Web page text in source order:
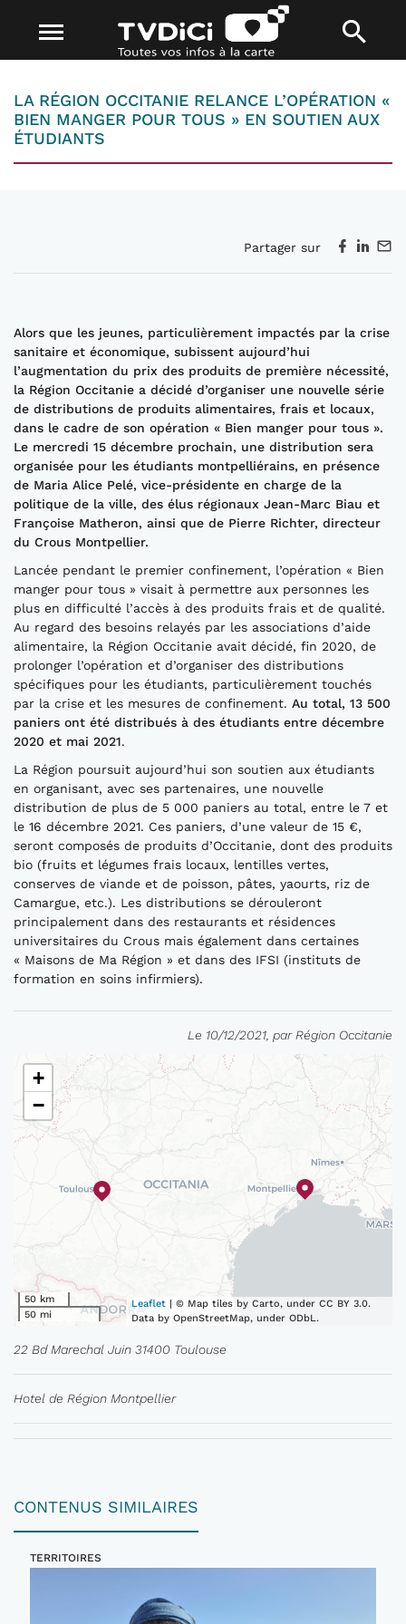
LA RÉGION OCCITANIE RELANCE L’OPÉRATION «
BIEN MANGER POUR TOUS » EN SOUTIEN AUX
ÉTUDIANTS
Partager sur
Alors que les jeunes, particulièrement impactés par la crise
sanitaire et économique, subissent aujourd’hui
l’augmentation du prix des produits de première nécessité,
la Région Occitanie a décidé d’organiser une nouvelle série
de distributions de produits alimentaires, frais et locaux,
dans le cadre de son opération « Bien manger pour tous ».
Le mercredi 15 décembre prochain, une distribution sera
organisée pour les étudiants montpelliérains, en présence
de Maria Alice Pelé, vice-présidente en charge de la
politique de la ville, des élus régionaux Jean-Marc Biau et
Françoise Matheron, ainsi que de Pierre Richter, directeur
du Crous Montpellier.
Lancée pendant le premier confinement, l’opération « Bien
manger pour tous » visait à permettre aux personnes les
plus en difficulté l’accès à des produits frais et de qualité.
Au regard des besoins relayés par les associations d’aide
alimentaire, la Région Occitanie avait décidé, fin 2020, de
prolonger l’opération et d’organiser des distributions
spécifiques pour les étudiants, particulièrement touchés
par la crise et les mesures de confinement. Au total, 13 500
paniers ont été distribués à des étudiants entre décembre
2020 et mai 2021.
La Région poursuit aujourd’hui son soutien aux étudiants
en organisant, avec ses partenaires, une nouvelle
distribution de plus de 5 000 paniers au total, entre le 7 et
le 16 décembre 2021. Ces paniers, d’une valeur de 15 €,
seront composés de produits d’Occitanie, dont des produits
bio (fruits et légumes frais locaux, lentilles vertes,
conserves de viande et de poisson, pâtes, yaourts, riz de
Camargue, etc.). Les distributions se dérouleront
principalement dans des restaurants et résidences
universitaires du Crous mais également dans certaines
« Maisons de Ma Région » et dans des IFSI (instituts de
formation en soins infirmiers).
Le 10/12/2021, par Région Occitanie
+
−
50 km
50 mi
Leaflet | © Map tiles by Carto, under CC BY 3.0.
Data by OpenStreetMap, under ODbL.
22 Bd Marechal Juin 31400 Toulouse
Hotel de Région Montpellier
CONTENUS SIMILAIRES
TERRITOIRES